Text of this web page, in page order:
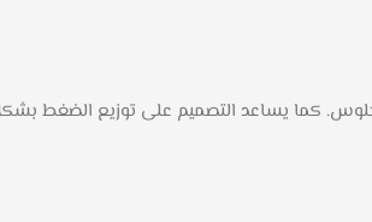
كما يساعد التصميم على توزيع الضغط